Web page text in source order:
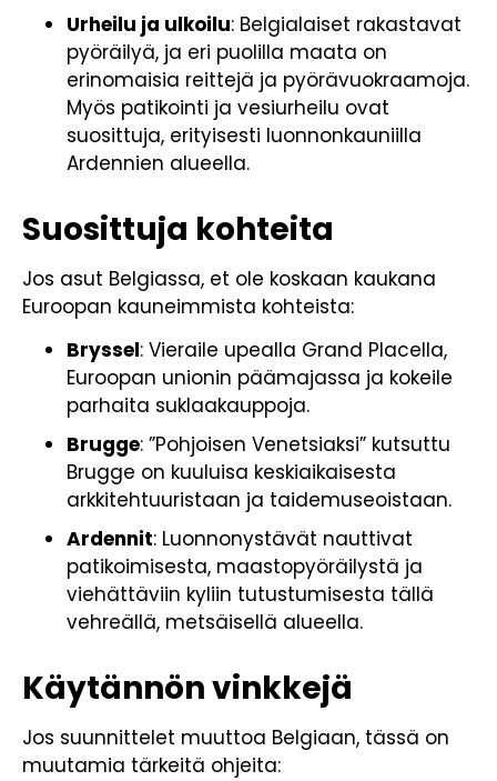
Urheilu ja ulkoilu: Belgialaiset rakastavat
pyöräilyä, ja eri puolilla maata on
erinomaisia reittejä ja pyörävuokraamoja.
Myös patikointi ja vesiurheilu ovat
suosittuja, erityisesti luonnonkauniilla
Ardennien alueella.
Suosittuja kohteita
Jos asut Belgiassa, et ole koskaan kaukana
Euroopan kauneimmista kohteista:
Bryssel: Vieraile upealla Grand Placella,
Euroopan unionin päämajassa ja kokeile
parhaita suklaakauppoja.
Brugge: ”Pohjoisen Venetsiaksi” kutsuttu
Brugge on kuuluisa keskiaikaisesta
arkkitehtuuristaan ja taidemuseoistaan.
Ardennit: Luonnonystävät nauttivat
patikoimisesta, maastopyöräilystä ja
viehättäviin kyliin tutustumisesta tällä
vehreällä, metsäisellä alueella.
Käytännön vinkkejä
Jos suunnittelet muuttoa Belgiaan, tässä on
muutamia tärkeitä ohjeita: